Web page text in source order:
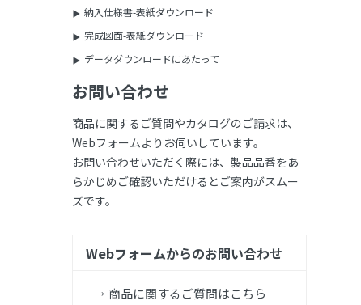
納入仕様書-表紙ダウンロード
完成図面-表紙ダウンロード
データダウンロードにあたって
お問い合わせ
商品に関するご質問やカタログのご請求は、
Webフォームよりお伺いしています。
お問い合わせいただく際には、製品品番をあ
らかじめご確認いただけるとご案内がスムー
ズです。
Webフォームからのお問い合わせ
商品に関するご質問はこちら